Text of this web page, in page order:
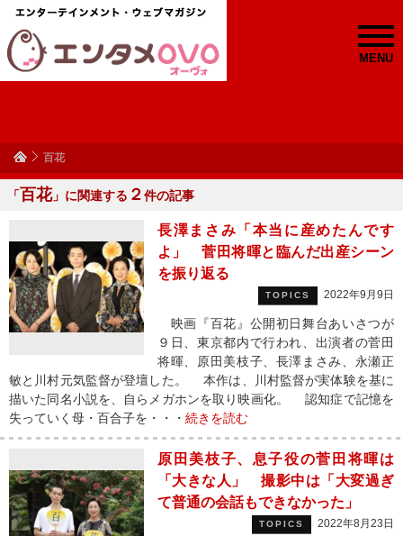
MENU
百花
「百花」に関連する ２件の記事
長澤まさみ「本当に産めたんです
よ」 菅田将暉と臨んだ出産シーン
を振り返る
TOPICS 2022年9月9日
映画『百花』公開初日舞台あいさつが
９日、東京都内で行われ、出演者の菅田
将暉、原田美枝子、長澤まさみ、永瀬正
敏と川村元気監督が登壇した。 本作は、川村監督が実体験を基に
描いた同名小説を、自らメガホンを取り映画化。 認知症で記憶を
失っていく母・百合子を・・・ 続きを読む
原田美枝子、息子役の菅田将暉は
「大きな人」 撮影中は「大変過ぎ
て普通の会話もできなかった」
TOPICS 2022年8月23日